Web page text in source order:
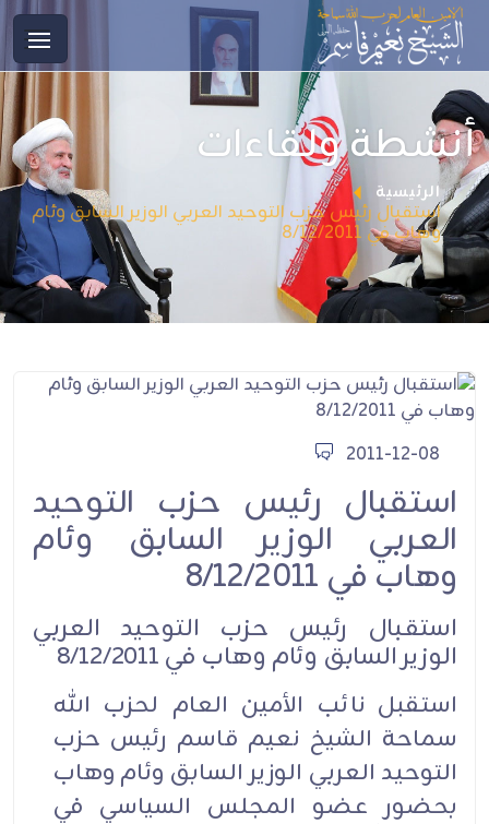
أنشطة ولقاءات
الرئيسية
استقبال رئيس حزب التوحيد العربي الوزير السابق وئام
وهاب في 8/12/2011
2011-12-08
استقبال رئيس حزب التوحيد
العربي الوزير السابق وئام
وهاب في 8/12/2011
استقبال رئيس حزب التوحيد العربي
الوزير السابق وئام وهاب في 8/12/2011
استقبل نائب الأمين العام لحزب الله
سماحة الشيخ نعيم قاسم رئيس حزب
التوحيد العربي الوزير السابق وئام وهاب
بحضور عضو المجلس السياسي في